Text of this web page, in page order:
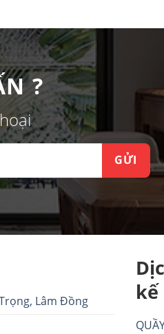
?
Lâm Đồng
kế